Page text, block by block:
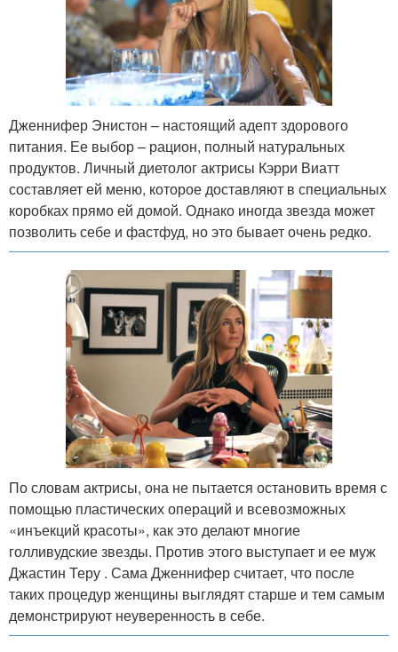
Дженнифер Энистон – настоящий адепт здорового
питания. Ее выбор – рацион, полный натуральных
продуктов. Личный диетолог актрисы Кэрри Виатт
составляет ей меню, которое доставляют в специальных
коробках прямо ей домой. Однако иногда звезда может
позволить себе и фастфуд, но это бывает очень редко.
По словам актрисы, она не пытается остановить время с
помощью пластических операций и всевозможных
«инъекций красоты», как это делают многие
голливудские звезды. Против этого выступает и ее муж
Джастин Теру . Сама Дженнифер считает, что после
таких процедур женщины выглядят старше и тем самым
демонстрируют неуверенность в себе.